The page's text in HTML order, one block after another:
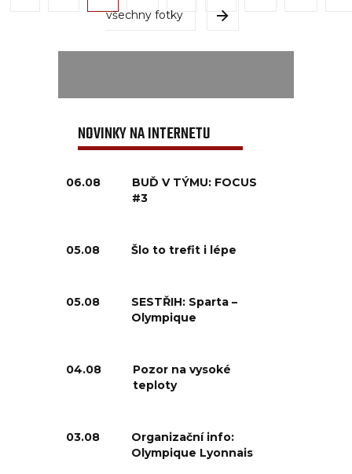
všechny fotky
NOVINKY NA INTERNETU
06.08
BUĎ V TÝMU: FOCUS
#3
05.08 Šlo to trefit i lépe
05.08
SESTŘIH: Sparta –
Olympique
04.08
Pozor na vysoké
teploty
03.08
Organizační info:
Olympique Lyonnais